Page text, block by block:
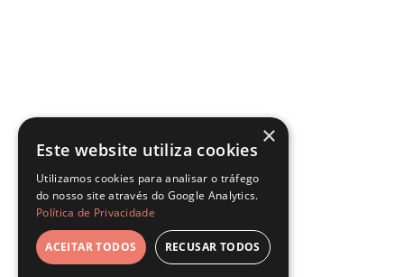
×
Este website utiliza cookies
Utilizamos cookies para analisar o tráfego
do nosso site através do Google Analytics.
Política de Privacidade
ACEITAR TODOS RECUSAR TODOS